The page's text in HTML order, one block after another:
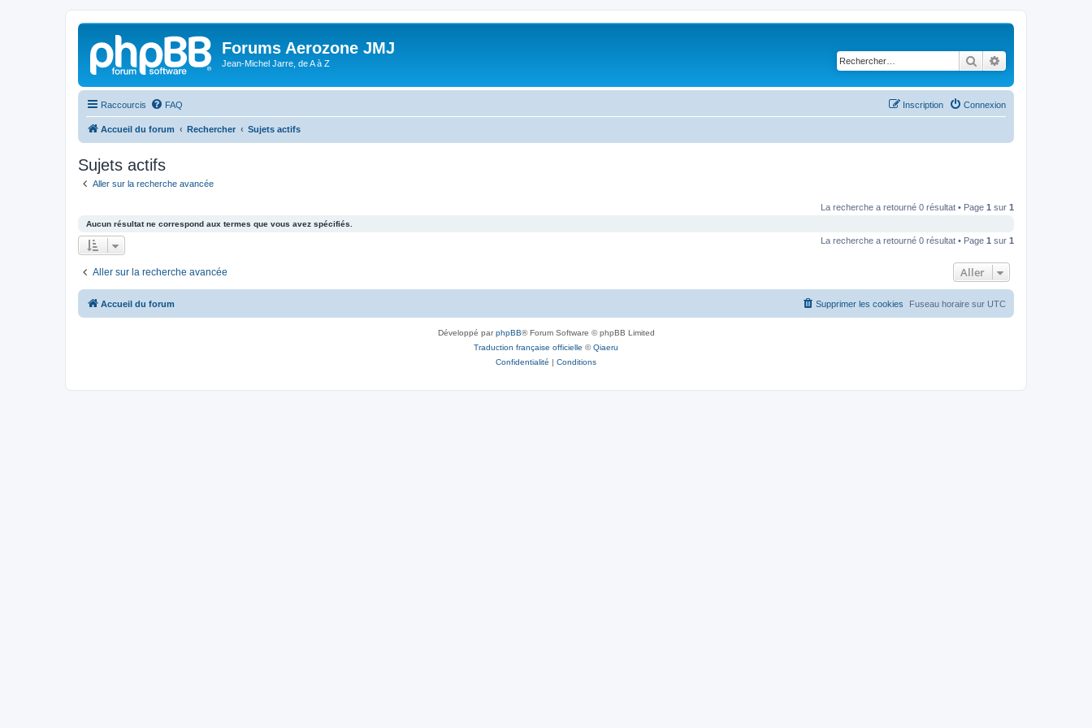
Forums Aerozone JMJ
Jean-Michel Jarre, de A à Z Rechercher
Raccourcis FAQ Connexion
Inscription
Accueil du forum Rechercher Sujets actifs
Sujets actifs
Aller sur la recherche avancée
La recherche a retourné 0 résultat • Page 1 sur 1
Aucun résultat ne correspond aux termes que vous avez spécifiés.
La recherche a retourné 0 résultat • Page 1 sur 1
Aller sur la recherche avancée Aller
Accueil du forum Fuseau horaire sur UTC
Supprimer les cookies
Développé parphpBB® Forum Software © phpBB Limited
Traduction française officielle ©Qiaeru
Confidentialité | Conditions